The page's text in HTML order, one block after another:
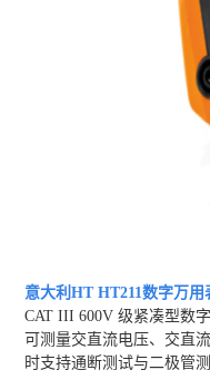
意大利HT HT211数字万用
CAT III 600V 级紧凑型数
可测量交直流电压、交直
时支持通断测试与二极管测